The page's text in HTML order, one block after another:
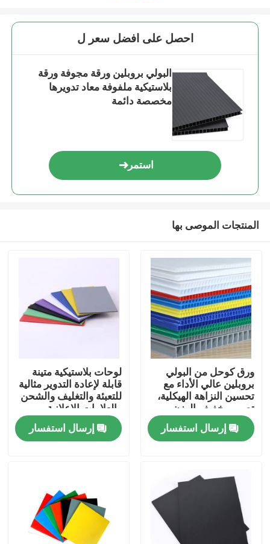
المنتجات
فيديوهات
احصل على افضل سعر ل
البولي بروبلين ورقة مجوفة ورقة
بلاستيكية ملفوفة معاد تدويرها
مخصصة دائمة
استمر
المنتجات الموصى بها
ورق كوحل من البولي
بروبلين عالي الأداء مع
تحسين النزاهة الهيكلية،
تصميم خفيف الوزن،
متانة متفوقة، مقاومة
حرارية وكيميائية ممتازة
للصناعات الصناعية والبناء
إرسال استفسار
لوحات بلاستيكية متينة
قابلة لإعادة التدوير مثالية
للتعبئة والتغليف والشحن
والعلامات الإعلانية
والصحنات الزراعية
إرسال استفسار